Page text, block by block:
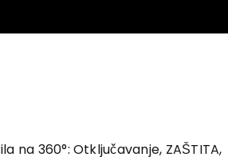
na 360°: Otključavanje, ZAŠTITA,